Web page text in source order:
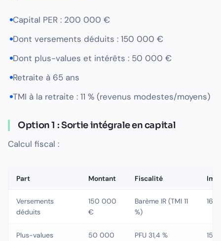
Capital PER : 200 000 €
Dont versements déduits : 150 000 €
Dont plus-values et intérêts : 50 000 €
Retraite à 65 ans
TMI à la retraite : 11 % (revenus modestes/moyens)
Option 1 : Sortie intégrale en capital
Calcul fiscal :
Part Montant Fiscalité
Versements
déduits
150 000
€
Barème IR (TMI 11
%)
16
Plus-values
50 000
PFU 31,4 % 15